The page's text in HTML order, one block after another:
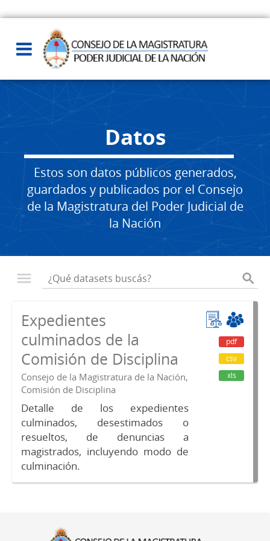
Datos
Estos son datos públicos generados,
guardados y publicados por el Consejo
de la Magistratura del Poder Judicial de
la Nación
Expedientes
culminados de la
Comisión de Disciplina
Consejo de la Magistratura de la Nación,
Comisión de Disciplina
Detalle de los expedientes
culminados, desestimados o
resueltos, de denuncias a
magistrados, incluyendo modo de
culminación.
pdf
csv
xls